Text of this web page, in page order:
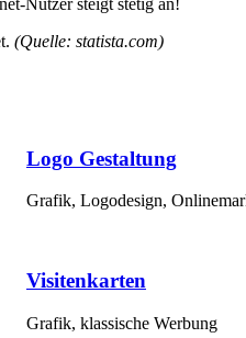
(Quelle: statista.com)
Logo Gestaltung
Grafik, Logodesign,
Visitenkarten
Grafik, klassische Werbung